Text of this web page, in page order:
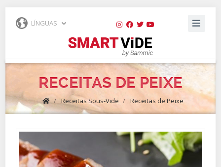
LÍNGUAS
RECEITAS DE PEIXE
/ Receitas Sous-Vide / Receitas de Peixe